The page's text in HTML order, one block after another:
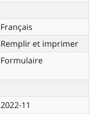
Français
Remplir et imprimer
Formulaire
2022-11